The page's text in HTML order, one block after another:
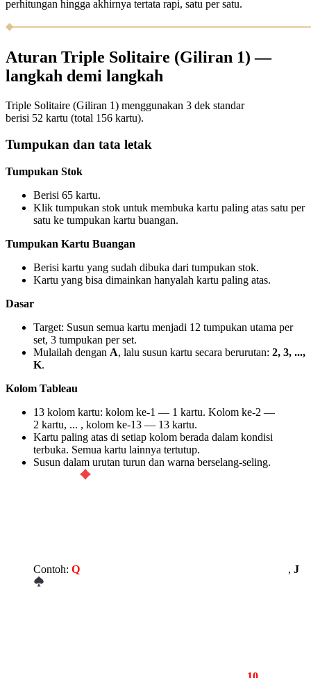
perhitungan hingga akhirnya tertata rapi, satu per satu.
Aturan Triple Solitaire (Giliran 1) —
langkah demi langkah
Triple Solitaire (Giliran 1) menggunakan 3 dek standar
berisi 52 kartu (total 156 kartu).
Tumpukan dan tata letak
Tumpukan Stok
Berisi 65 kartu.
Klik tumpukan stok untuk membuka kartu paling atas satu per
satu ke tumpukan kartu buangan.
Tumpukan Kartu Buangan
Berisi kartu yang sudah dibuka dari tumpukan stok.
Kartu yang bisa dimainkan hanyalah kartu paling atas.
Dasar
Target: Susun semua kartu menjadi 12 tumpukan utama per
set, 3 tumpukan per set.
Mulailah dengan A, lalu susun kartu secara berurutan: 2, 3, ...,
K.
Kolom Tableau
13 kolom kartu: kolom ke-1 — 1 kartu. Kolom ke-2 —
2 kartu, ... , kolom ke-13 — 13 kartu.
Kartu paling atas di setiap kolom berada dalam kondisi
terbuka. Semua kartu lainnya tertutup.
Susun dalam urutan turun dan warna berselang-seling.
Contoh: Q , J